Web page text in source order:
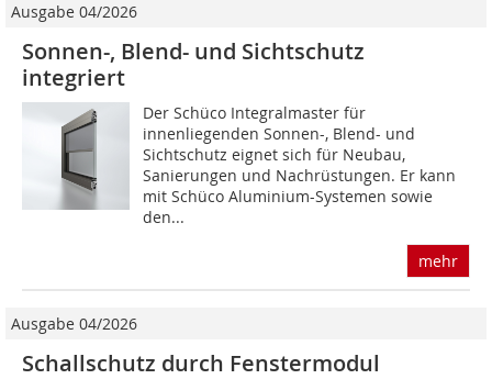
Ausgabe 04/2026
Sonnen-, Blend- und Sichtschutz
integriert
Der Schüco Integralmaster für
innenliegenden Sonnen-, Blend- und
Sichtschutz eignet sich für Neubau,
Sanierungen und Nachrüstungen. Er kann
mit Schüco Aluminium-Systemen sowie
den...
mehr
Ausgabe 04/2026
Schallschutz durch Fenstermodul